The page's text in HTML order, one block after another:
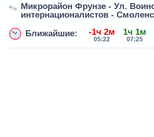
Микрорайон Фрунзе - Ул.
интернационалистов -
Ближайшие:
-1ч 2м
05:22
1ч 1м
07:25